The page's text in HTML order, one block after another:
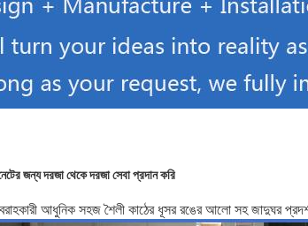
জন্য দরজা থেকে দরজা সেবা প্রদান করি
আধুনিক সহজ শৈলী কাঠের ধূসর রঙের আলো সহ জাদুঘর